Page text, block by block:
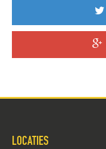
LOCATIES